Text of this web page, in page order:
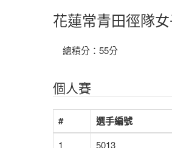
花蓮常青田徑隊
總積分：55分
個人賽
# 選手編號
1 5013